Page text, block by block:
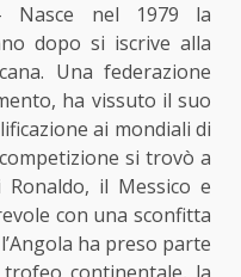
– Nasce nel 1979 la
dopo si iscrive alla
Una federazione
ha vissuto il suo
ai mondiali di
si trovò a
il Messico e
con una sconfitta
ha preso parte